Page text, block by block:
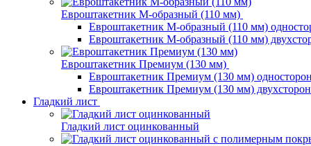
Евроштакетник М-образный (110 мм)
Евроштакетник М-образный (110 мм)
Евроштакетник М-образный (110 мм)
Евроштакетник Премиум (130 мм)
Евроштакетник Премиум (130 мм)
Евроштакетник Премиум (130 мм)
Гладкий лист
Гладкий лист оцинкованный